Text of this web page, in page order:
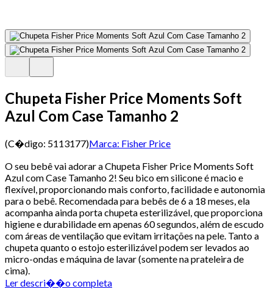
Chupeta Fisher Price Moments Soft
Azul Com Case Tamanho 2
(C�digo: 5113177)Marca: Fisher Price
O seu bebê vai adorar a Chupeta Fisher Price Moments Soft
Azul com Case Tamanho 2! Seu bico em silicone é macio e
flexível, proporcionando mais conforto, facilidade e autonomia
para o bebê. Recomendada para bebês de 6 a 18 meses, ela
acompanha ainda porta chupeta esterilizável, que proporciona
higiene e durabilidade em apenas 60 segundos, além de escudo
com áreas de ventilação que evitam irritações na pele. Tanto a
chupeta quanto o estojo esterilizável podem ser levados ao
micro-ondas e máquina de lavar (somente na prateleira de
cima).
Ler descri��o completa